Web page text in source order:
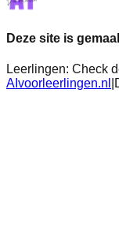
Deze site is
Leerlingen: Check
AIvoorleerlingen.nl